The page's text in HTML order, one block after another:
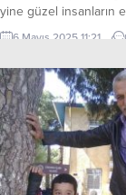
yine güzel insanların
Güzele değer vermek,
insanlara verilen
Şiirlerin müzisyenlerle
ise ayrı bir güzelliktir.
değerli
şair ve yorumcu
Aşk Yazarı Mustafa
müzikle buluşturdu.
güzelliğe...
6 Mayıs 2025 11:21